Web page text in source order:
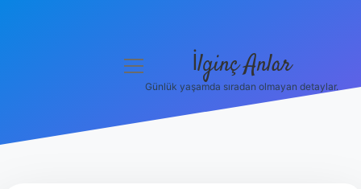
menüyü
İlginç Anlar
Günlük yaşamda sıradan olmayan detaylar.